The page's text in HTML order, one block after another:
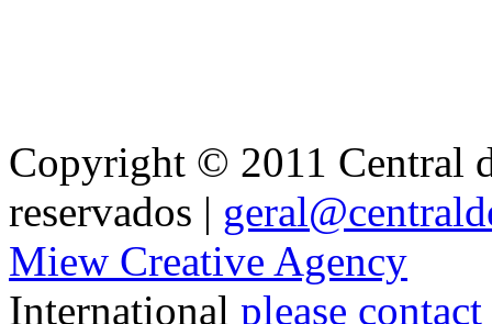
Copyright © 2011 Central
reservados |
Miew Creative Agency
International please